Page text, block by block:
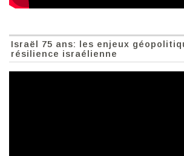
Israël 75 ans: les enjeux
résilience israélienne